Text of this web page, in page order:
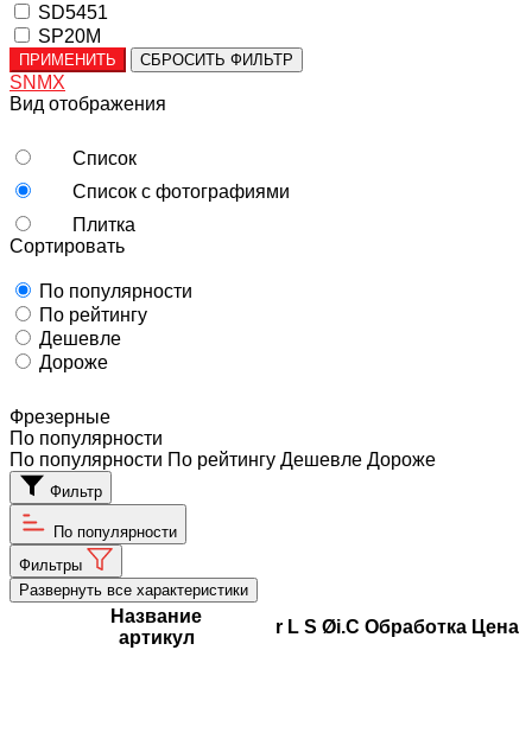
SD5451
SP20M
ПРИМЕНИТЬ СБРОСИТЬ ФИЛЬТР
SNMX
Вид отображения
Список
Список с фотографиями
Плитка
Сортировать
По популярности
По рейтингу
Дешевле
Дороже
Фрезерные
По популярности
По популярности По рейтингу Дешевле Дороже
Фильтр
По популярности
Фильтры
Развернуть все характеристики
Название
артикул
r L S Øi.C Обработка Цена